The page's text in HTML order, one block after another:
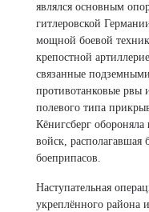
являлся основным
гитлеровской
мощной боевой
крепостной
связанные
противотанковые рвы
полевого типа
Кёнигсберг
войск,
боеприпасов.
Наступательная
укреплённого района